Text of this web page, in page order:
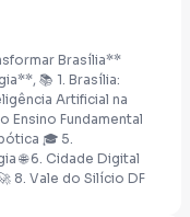
Brasília**
📚 1. Brasília:
Artificial na
Ensino Fundamental
🎓 5.
🌐 6. Cidade Digital
8. Vale do Silício DF